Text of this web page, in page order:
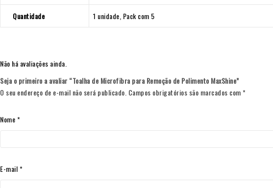
Quantidade 1 unidade, Pack com 5
Não há avaliações ainda.
Seja o primeiro a avaliar “Toalha de Microfibra para Remoção de Polimento MaxShine”
O seu endereço de e-mail não será publicado. Campos obrigatórios são marcados com*
Nome*
E-mail*